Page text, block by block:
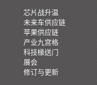
芯片战升温
未来车供应链
苹果供应链
产业九宫格
科技椽送门
展会
修订与更新